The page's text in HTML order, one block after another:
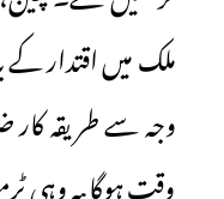
ملک میں اقتدار کے
وجہ سے طریقہ کار
وقت ہوگا ـیہ وہی